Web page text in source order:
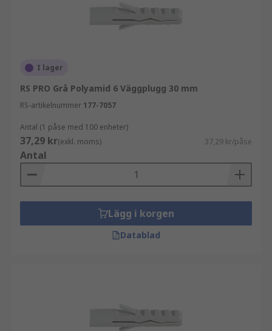
I lager
RS PRO Grå Polyamid 6 Väggplugg 30 mm
RS-artikelnummer 177-7057
Antal (1 påse med 100 enheter)
37,29 kr(exkl. moms) 37,29 kr/påse
Antal
Lägg i korgen
Datablad